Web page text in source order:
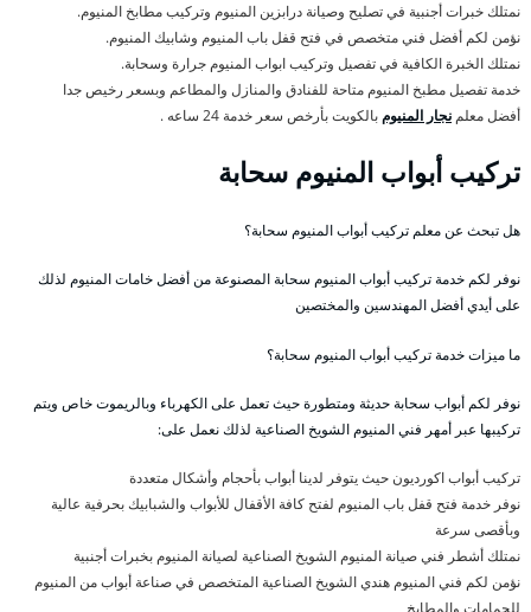
نمتلك خبرات أجنبية في تصليح وصيانة درابزين المنيوم وتركيب مطابخ المنيوم.
نؤمن لكم أفضل فني متخصص في فتح قفل باب المنيوم وشابيك المنيوم.
نمتلك الخبرة الكافية في تفصيل وتركيب ابواب المنيوم جرارة وسحابة.
خدمة تفصيل مطبخ المنيوم متاحة للفنادق والمنازل والمطاعم وبسعر رخيص جدا
أفضل معلمنجار المنيومبالكويت بأرخص سعر خدمة 24 ساعه .
تركيب أبواب المنيوم سحابة
هل تبحث عن معلم تركيب أبواب المنيوم سحابة؟
نوفر لكم خدمة تركيب أبواب المنيوم سحابة المصنوعة من أفضل خامات المنيوم لذلك
على أيدي أفضل المهندسين والمختصين
ما ميزات خدمة تركيب أبواب المنيوم سحابة؟
نوفر لكم أبواب سحابة حديثة ومتطورة حيث تعمل على الكهرباء وبالريموت خاص ويتم
تركيبها عبر أمهر فني المنيوم الشويخ الصناعية لذلك نعمل على:
تركيب أبواب اكورديون حيث يتوفر لدينا أبواب بأحجام وأشكال متعددة
نوفر خدمة فتح قفل باب المنيوم لفتح كافة الأقفال للأبواب والشبابيك بحرفية عالية
وبأقصى سرعة
نمتلك أشطر فني صيانة المنيوم الشويخ الصناعية لصيانة المنيوم بخبرات أجنبية
نؤمن لكم فني المنيوم هندي الشويخ الصناعية المتخصص في صناعة أبواب من المنيوم
للحمامات والمطابخ